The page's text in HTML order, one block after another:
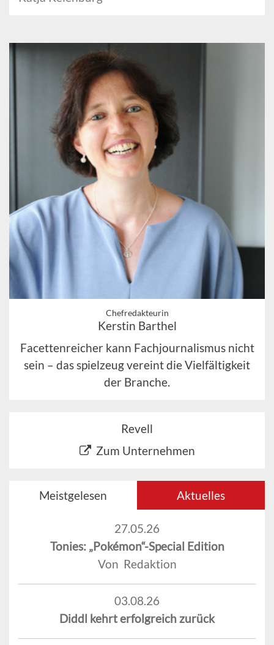
Chefredakteurin
Kerstin Barthel
Facettenreicher kann Fachjournalismus nicht
sein – das spielzeug vereint die Vielfältigkeit
der Branche.
Revell
Zum Unternehmen
Meistgelesen Aktuelles
27.05.26
Tonies: „Pokémon“-Special Edition
Von Redaktion
03.08.26
Diddl kehrt erfolgreich zurück